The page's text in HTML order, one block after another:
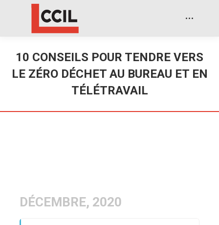
10 CONSEILS POUR TENDRE VERS
LE ZÉRO DÉCHET AU BUREAU ET EN
TÉLÉTRAVAIL
DÉCEMBRE, 2020